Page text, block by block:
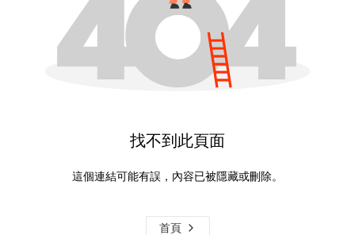
找不到此頁面
這個連結可能有誤，內容已被隱藏或刪除。
首頁